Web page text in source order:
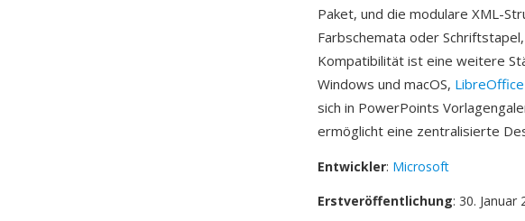
Paket, und die modulare XML-
Farbschemata oder
Kompatibilität ist eine weitere
Windows und macOS,
sich in PowerPoints
ermöglicht eine zentralisierte
Entwickler: Microsoft
Erstveröffentlichung: 30. Januar